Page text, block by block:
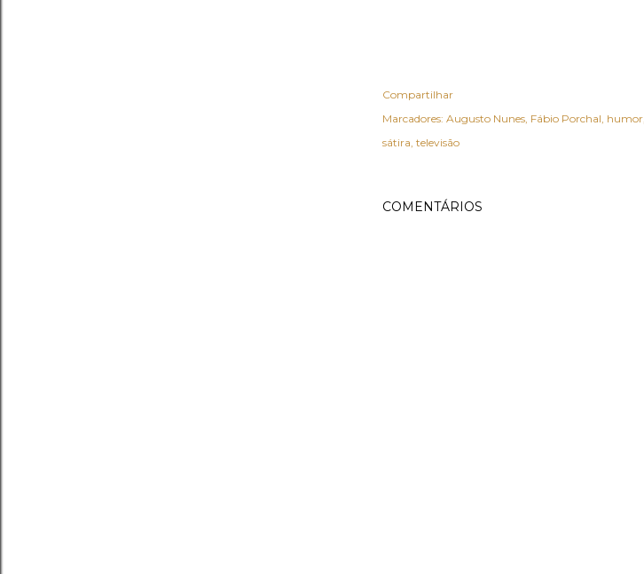
Compartilhar
Marcadores: Augusto Nunes Fábio Porchal humor
sátira televisão
COMENTÁRIOS